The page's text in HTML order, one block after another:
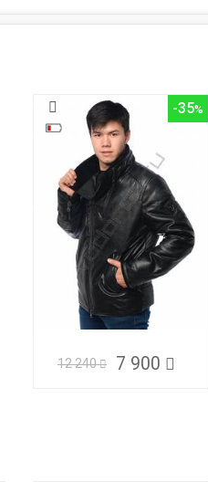
-35
12 240 7 900